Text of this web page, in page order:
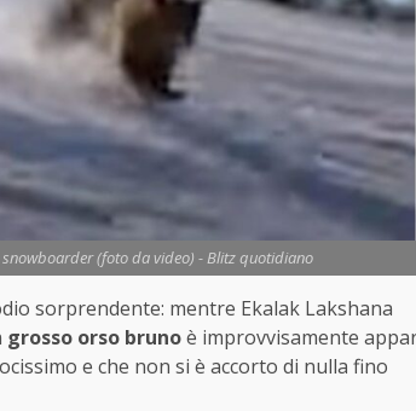
(foto da video) - Blitz quotidiano
sorprendente: mentre Ekalak Lakshana
grosso orso brunoè improvvisamente
e che non si è accorto di nulla fino